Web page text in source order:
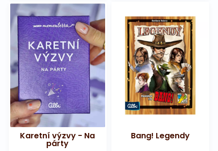
Karetní výzvy - Na
párty
Bang! Legendy